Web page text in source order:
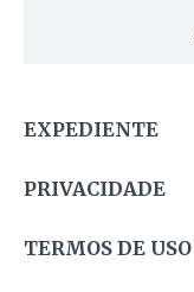
EXPEDIENTE
PRIVACIDADE
TERMOS DE USO